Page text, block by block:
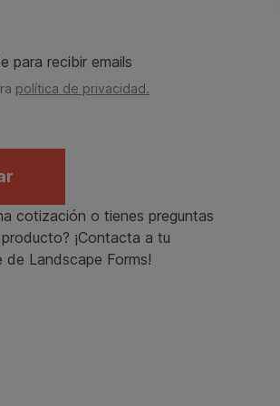
para recibir emails
política de privacidad.
cotización o tienes preguntas
¡Contacta a tu
de Landscape Forms!